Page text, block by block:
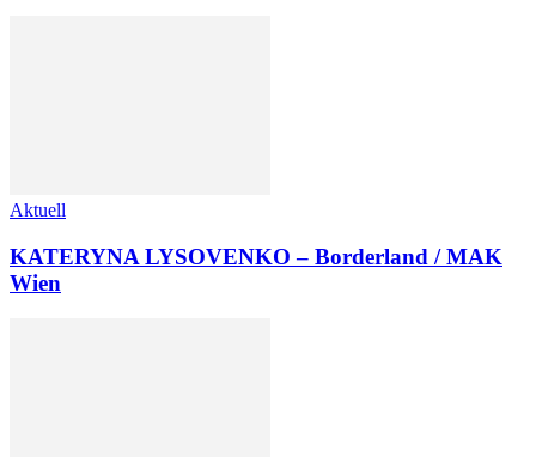
Aktuell
KATERYNA LYSOVENKO – Borderland / MAK
Wien